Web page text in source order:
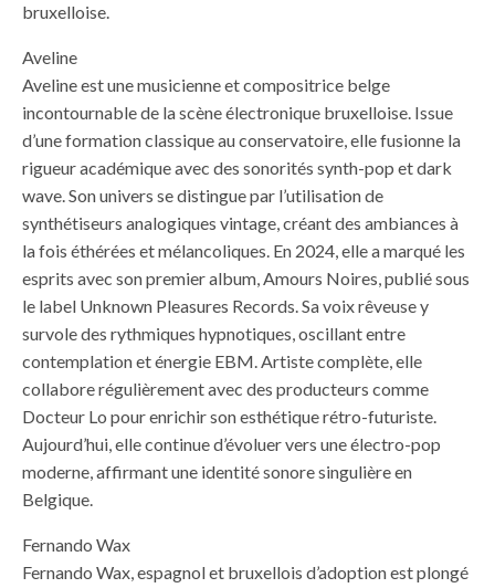
bruxelloise.
Aveline
Aveline est une musicienne et compositrice belge
incontournable de la scène électronique bruxelloise. Issue
d’une formation classique au conservatoire, elle fusionne la
rigueur académique avec des sonorités synth-pop et dark
wave. Son univers se distingue par l’utilisation de
synthétiseurs analogiques vintage, créant des ambiances à
la fois éthérées et mélancoliques. En 2024, elle a marqué les
esprits avec son premier album, Amours Noires, publié sous
le label Unknown Pleasures Records. Sa voix rêveuse y
survole des rythmiques hypnotiques, oscillant entre
contemplation et énergie EBM. Artiste complète, elle
collabore régulièrement avec des producteurs comme
Docteur Lo pour enrichir son esthétique rétro-futuriste.
Aujourd’hui, elle continue d’évoluer vers une électro-pop
moderne, affirmant une identité sonore singulière en
Belgique.
Fernando Wax
Fernando Wax, espagnol et bruxellois d’adoption est plongé